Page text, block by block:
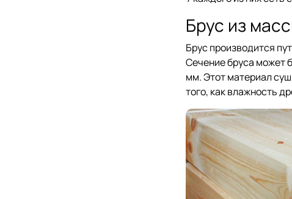
Брус из
Брус производится
Сечение бруса может
мм. Этот материал
того, как влажность